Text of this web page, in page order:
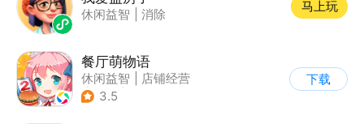
休闲益智 消除
马上玩
餐厅萌物语
休闲益智
店铺经营
| 美食
3.5
下载